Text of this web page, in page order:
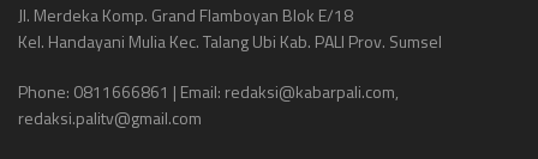
Jl. Merdeka Komp. Grand Flamboyan Blok E/18
Kel. Handayani Mulia Kec. Talang Ubi Kab. PALI Prov. Sumsel
Phone: 0811666861 | Email: redaksi@kabarpali.com,
redaksi.palitv@gmail.com